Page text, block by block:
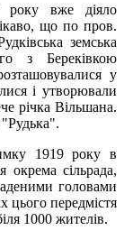
вже діяло
що по пров.
земська
з Береківкою
у
і утворювали
річка Вільшана.
1919 року в
окрема сільрада,
головами
цього передмістя
1000 жителів.